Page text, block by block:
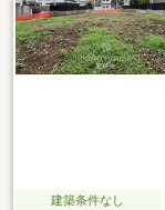
建築条件なし